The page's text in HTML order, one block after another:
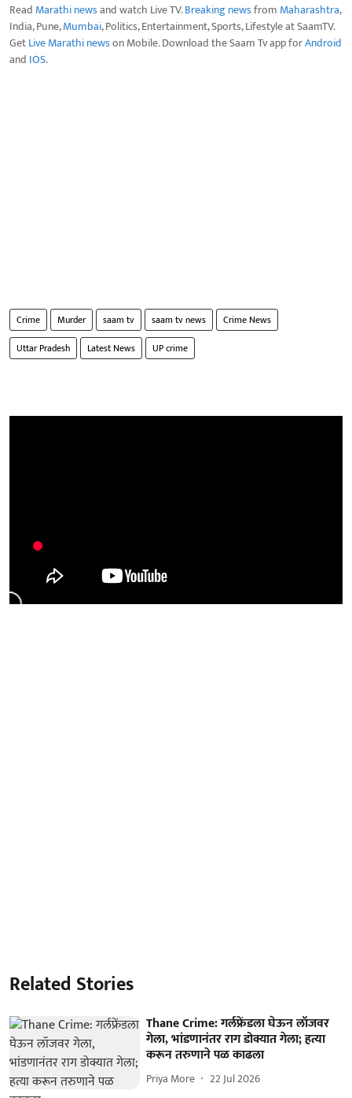
Read Marathi newsand watch Live TV.Breaking newsfrom Maharashtra,
India, Pune,Mumbai, Politics, Entertainment, Sports, Lifestyle at SaamTV.
GetLive Marathi newson Mobile. Download the Saam Tv app forAndroid
and IOS.
Crime Murder saam tv saam tv news
Crime News
Uttar Pradesh
Latest News UP crime
Related Stories
Thane Crime: गर्लफ्रेंडला घेऊन लॉजवर
गेला, भांडणानंतर राग डोक्यात गेला; हत्या
करून तरुणाने पळ काढला
Priya More 22 Jul 2026